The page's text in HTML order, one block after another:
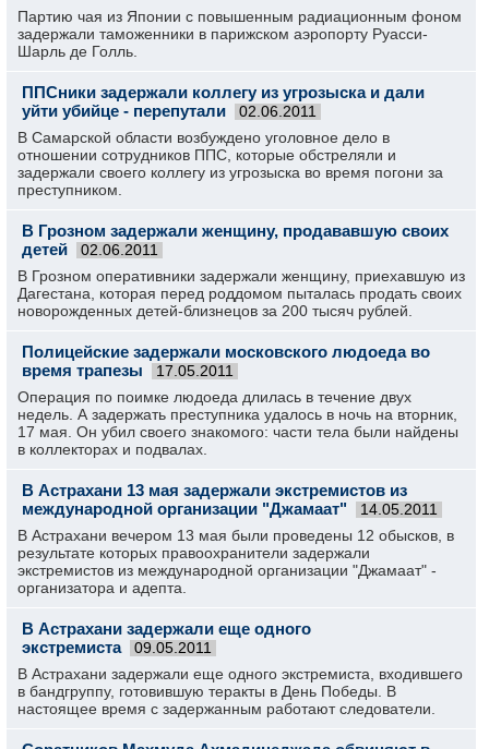
Партию чая из Японии с повышенным радиационным фоном
задержали таможенники в парижском аэропорту Руасси-
Шарль де Голль.
ППСники задержали коллегу из угрозыска и дали
уйти убийце - перепутали
02.06.2011
В Самарской области возбуждено уголовное дело в
отношении сотрудников ППС, которые обстреляли и
задержали своего коллегу из угрозыска во время погони за
преступником.
В Грозном задержали женщину, продававшую своих
детей
02.06.2011
В Грозном оперативники задержали женщину, приехавшую из
Дагестана, которая перед роддомом пыталась продать своих
новорожденных детей-близнецов за 200 тысяч рублей.
Полицейские задержали московского людоеда во
время трапезы
17.05.2011
Операция по поимке людоеда длилась в течение двух
недель. А задержать преступника удалось в ночь на вторник,
17 мая. Он убил своего знакомого: части тела были найдены
в коллекторах и подвалах.
В Астрахани 13 мая задержали экстремистов из
международной организации "Джамаат"
14.05.2011
В Астрахани вечером 13 мая были проведены 12 обысков, в
результате которых правоохранители задержали
экстремистов из международной организации "Джамаат" -
организатора и адепта.
В Астрахани задержали еще одного
экстремиста
09.05.2011
В Астрахани задержали еще одного экстремиста, входившего
в бандгруппу, готовившую теракты в День Победы. В
настоящее время с задержанным работают следователи.